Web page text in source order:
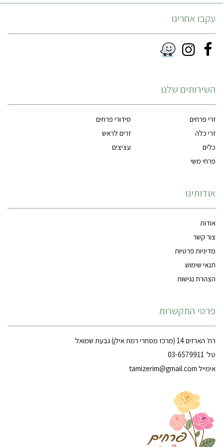
עקבו אחרינו
השירותים שלנו
זרי פרחים
סידורי פרחים
זרי כלה
זרים לראש
כלים
עציצים
פרחי משי
אודותינו
אודות
צור קשר
מדיניות פרטיות
תנאי שימוש
הצהרת נגישות
פרטי התקשרות
רח׳ הארזים 14 (מרכז מסחרי רמת אילן) גבעת שמואל
טל׳ 03-6579911
אימייל tamizerim@gmail.com